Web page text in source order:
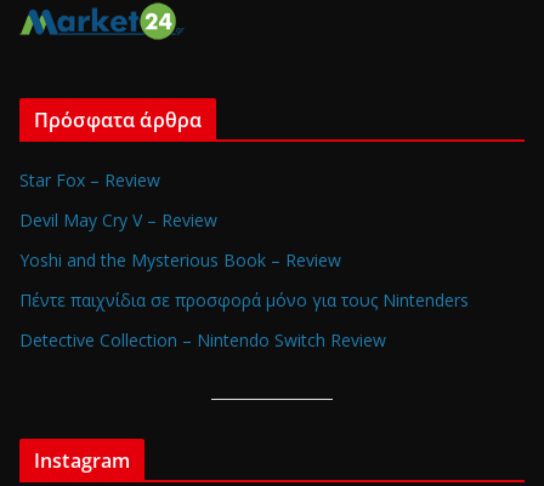
Πρόσφατα άρθρα
Star Fox – Review
Devil May Cry V – Review
Yoshi and the Mysterious Book – Review
Πέντε παιχνίδια σε προσφορά μόνο για τους Nintenders
Detective Collection – Nintendo Switch Review
Instagram